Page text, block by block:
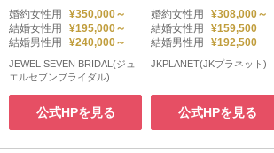
婚約女性用
¥350,000～
結婚女性用
¥195,000～
結婚男性用
¥240,000～
JEWEL SEVEN BRIDAL(ジュ
エルセブンブライダル)
公式HPを見る
婚約女性用
¥308,000～
結婚女性用
¥159,500
結婚男性用
¥192,500
JKPLANET(JKプラネット)
公式HPを見る